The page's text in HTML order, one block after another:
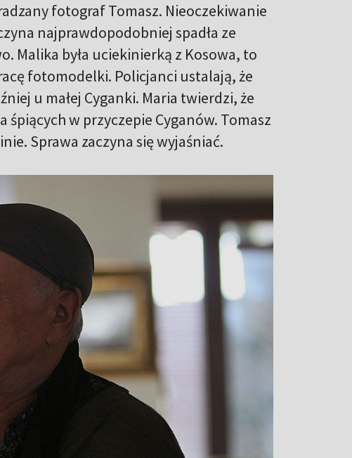
fotograf Tomasz. Nieoczekiwanie
najprawdopodobniej spadła ze
Malika była uciekinierką z Kosowa, to
fotomodelki. Policjanci ustalają, że
u małej Cyganki. Maria twierdzi, że
w przyczepie Cyganów. Tomasz
Sprawa zaczyna się wyjaśniać.